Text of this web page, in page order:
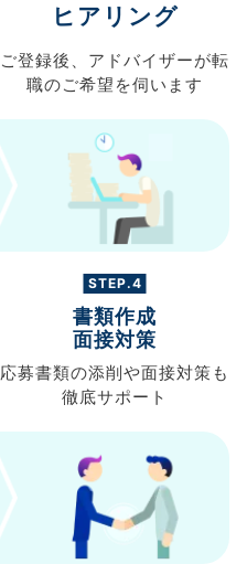
ヒアリング
ご登録後、 アドバイザーが転
職のご希望を伺います
STEP.4
書類作成
面接対策
応募書類の添削や面接対策も
徹底サポート